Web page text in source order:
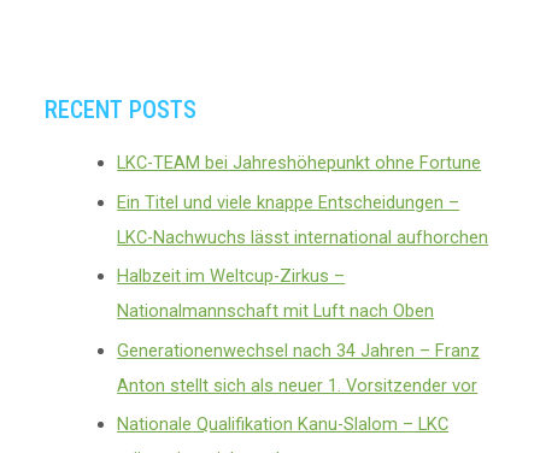
RECENT POSTS
LKC-TEAM bei Jahreshöhepunkt ohne Fortune
Ein Titel und viele knappe Entscheidungen –
LKC-Nachwuchs lässt international aufhorchen
Halbzeit im Weltcup-Zirkus –
Nationalmannschaft mit Luft nach Oben
Generationenwechsel nach 34 Jahren – Franz
Anton stellt sich als neuer 1. Vorsitzender vor
Nationale Qualifikation Kanu-Slalom – LKC